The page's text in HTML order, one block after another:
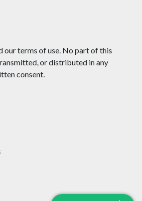
our terms of use. No part of this
or distributed in any
consent.